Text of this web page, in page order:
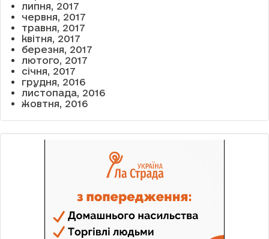
липня, 2017
червня, 2017
травня, 2017
квітня, 2017
березня, 2017
лютого, 2017
січня, 2017
грудня, 2016
листопада, 2016
жовтня, 2016